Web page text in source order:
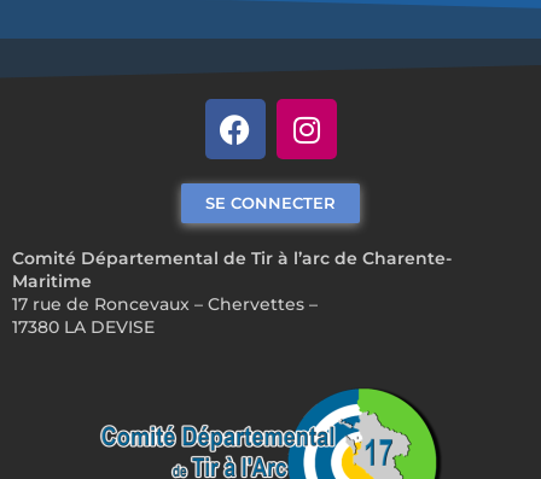
Comité Départemental de Tir à l’arc de Charente-
Maritime
17 rue de Roncevaux – Chervettes –
17380 LA DEVISE
SE CONNECTER